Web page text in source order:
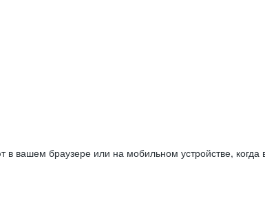
браузере или на мобильном устройстве, когда